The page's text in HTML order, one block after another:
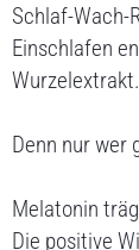
Schlaf-Wach-
Einschlafen
Wurzelextrakt.
Denn nur wer
Melatonin
Die positive